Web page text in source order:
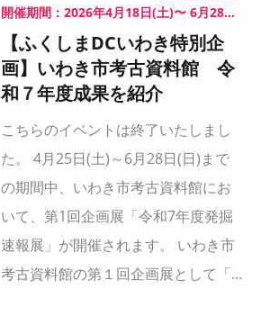
開催期間：2026年4月18日(土)〜 6月28日(日)
【ふくしまDCいわき特別企
画】いわき市考古資料館 令
和７年度成果を紹介
こちらのイベントは終了いたしまし
た。 4月25日(土)～6月28日(日)まで
の期間中、いわき市考古資料館にお
いて、第1回企画展「令和7年度発掘
速報展」が開催されます。 いわき市
考古資料館の第１回企画展として「…